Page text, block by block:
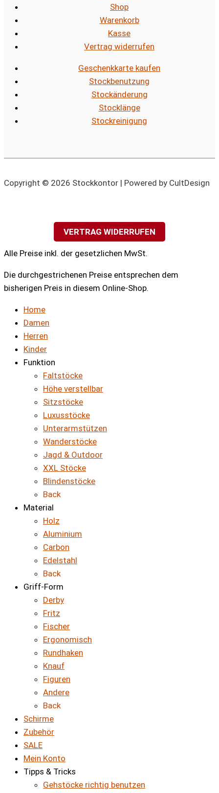
Shop
Warenkorb
Kasse
Vertrag widerrufen
Geschenkkarte kaufen
Stockbenutzung
Stockänderung
Stocklänge
Stockreinigung
Copyright © 2026 Stockkontor | Powered by CultDesign
VERTRAG WIDERRUFEN
Alle Preise inkl. der gesetzlichen MwSt.
Die durchgestrichenen Preise entsprechen dem
bisherigen Preis in diesem Online-Shop.
Home
Damen
Herren
Kinder
Funktion
Faltstöcke
Höhe verstellbar
Sitzstöcke
Luxusstöcke
Unterarmstützen
Wanderstöcke
Jagd & Outdoor
XXL Stöcke
Blindenstöcke
Back
Material
Holz
Aluminium
Carbon
Edelstahl
Back
Griff-Form
Derby
Fritz
Fischer
Ergonomisch
Rundhaken
Knauf
Figuren
Andere
Back
Schirme
Zubehör
SALE
Mein Konto
Tipps & Tricks
Gehstöcke richtig benutzen